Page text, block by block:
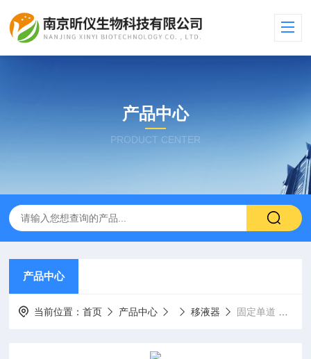
产品中心
PRODUCT CENTER
产品中心
当前位置：首页 产品中心 移液器 固定单道 5ul赛默飞 移液器移液枪